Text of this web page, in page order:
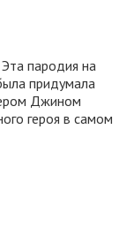
Эта пародия на
придумала
Джином
героя в самом